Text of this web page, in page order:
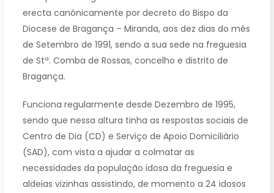
erecta canónicamente por decreto do Bispo da
Diocese de Bragança – Miranda, aos dez dias do mês
de Setembro de 1991, sendo a sua sede na freguesia
de Stª. Comba de Rossas, concelho e distrito de
Bragança.
Funciona regularmente desde Dezembro de 1995,
sendo que nessa altura tinha as respostas sociais de
Centro de Dia (CD) e Serviço de Apoio Domiciliário
(SAD), com vista a ajudar a colmatar as
necessidades da população idosa da freguesia e
aldeias vizinhas assistindo, de momento a 24 idosos